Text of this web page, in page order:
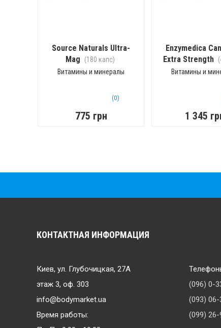
Source Naturals Ultra-
Mag
(180 капс)
Витамины и минералы
(0)
775 грн
Enzymedica
Extra Strength
Витамины и
1 345
КОНТАКТНАЯ ИНФОРМАЦИЯ
Киев, ул. Глубочицкая, 27А
этаж 3, оф. 303
info@bodymarket.ua
Время работы:
(096) 0-
(093)
(099)